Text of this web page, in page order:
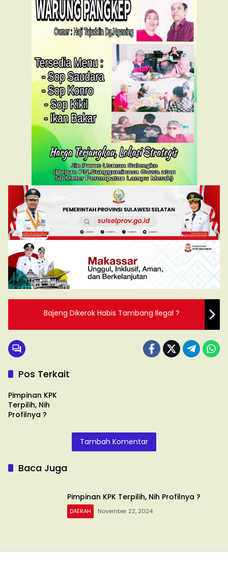
Bajeng Dikerok Habis Tambang Ilegal ?
Pos Terkait
DAERAH
Pimpinan KPK
Terpilih, Nih
Profilnya ?
Tambah Komentar
Baca Juga
Pimpinan KPK Terpilih, Nih Profilnya ?
DAERAH November 22, 2024